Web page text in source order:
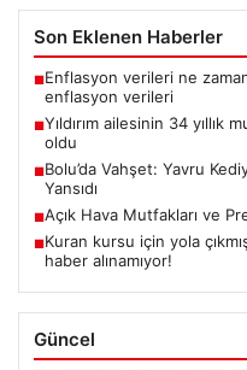
Son Eklenen Haberler
■Enflasyon verileri ne
enflasyon verileri
■Yıldırım ailesinin 34 yıllık
oldu
■Bolu’da Vahşet: Yavru
Yansıdı
■Açık Hava Mutfakları ve
■Kuran kursu için yola
haber alınamıyor!
Güncel